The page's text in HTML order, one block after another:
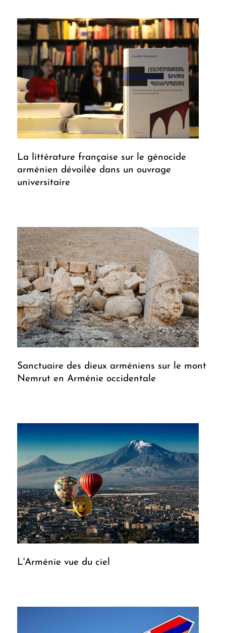
La littérature française sur le génocide
arménien dévoilée dans un ouvrage
universitaire
Sanctuaire des dieux arméniens sur le mont
Nemrut en Arménie occidentale
L'Arménie vue du ciel